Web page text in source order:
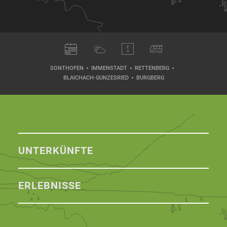
SONTHOFEN IMMENSTADT
RETTENBERG
BLAICHACH-GUNZESRIED
BURGBERG
UNTERKÜNFTE
ERLEBNISSE